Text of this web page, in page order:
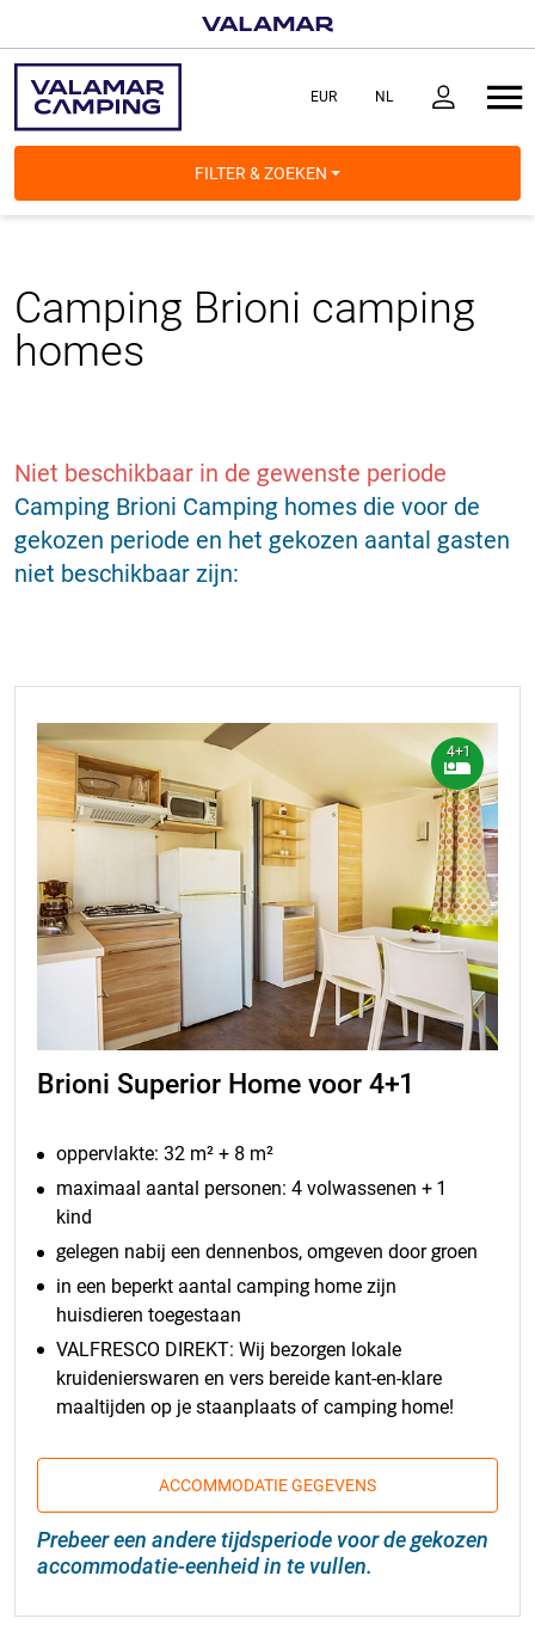
FILTER & ZOEKEN
Camping Brioni camping
homes
Niet beschikbaar in de gewenste periode
Camping Brioni Camping homes die voor de
gekozen periode en het gekozen aantal gasten
niet beschikbaar zijn:
4+1
Brioni Superior Home voor 4+1
oppervlakte: 32 m² + 8 m²
maximaal aantal personen: 4 volwassenen + 1
kind
gelegen nabij een dennenbos, omgeven door groen
in een beperkt aantal camping home zijn
huisdieren toegestaan
VALFRESCO DIREKT: Wij bezorgen lokale
kruidenierswaren en vers bereide kant-en-klare
maaltijden op je staanplaats of camping home!
ACCOMMODATIE GEGEVENS
Prebeer een andere tijdsperiode voor de gekozen
accommodatie-eenheid in te vullen.